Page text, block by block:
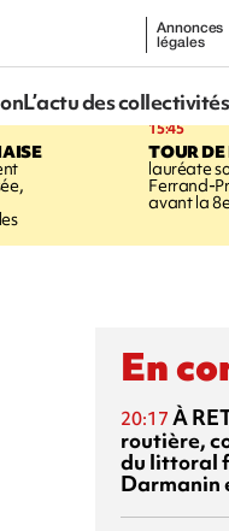
Annonces
légales
L’actu des collectivités
15:45
TOUR DE
lauréate
Ferrand-
avant la
En
20:17 À
routière,
du littoral
Darmanin